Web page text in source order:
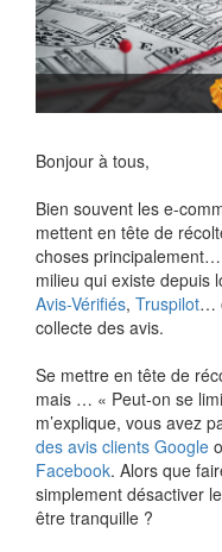
Bonjour à tous,
Bien souvent les e-
mettent en tête de
choses
milieu qui existe depuis
Avis-Vérifiés, Truspilot…
collecte des avis.
Se mettre en tête de
mais … « Peut-on se
m’explique, vous avez
des avis clients Google
Facebook. Alors que
simplement désactiver
être tranquille ?